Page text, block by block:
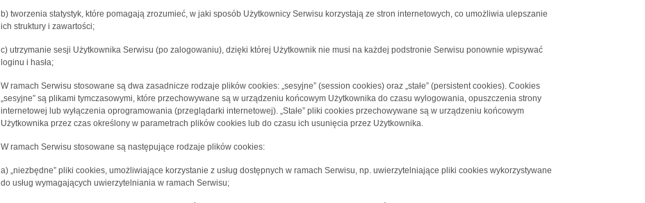
b) tworzenia statystyk, które pomagają zrozumieć, w jaki sposób Użytkownicy Serwisu korzystają ze stron internetowych, co umożliwia ulepszanie
ich struktury i zawartości;
c) utrzymanie sesji Użytkownika Serwisu (po zalogowaniu), dzięki której Użytkownik nie musi na każdej podstronie Serwisu ponownie wpisywać
loginu i hasła;
W ramach Serwisu stosowane są dwa zasadnicze rodzaje plików cookies: „sesyjne” (session cookies) oraz „stałe” (persistent cookies). Cookies
„sesyjne” są plikami tymczasowymi, które przechowywane są w urządzeniu końcowym Użytkownika do czasu wylogowania, opuszczenia strony
internetowej lub wyłączenia oprogramowania (przeglądarki internetowej). „Stałe” pliki cookies przechowywane są w urządzeniu końcowym
Użytkownika przez czas określony w parametrach plików cookies lub do czasu ich usunięcia przez Użytkownika.
W ramach Serwisu stosowane są następujące rodzaje plików cookies:
a) „niezbędne” pliki cookies, umożliwiające korzystanie z usług dostępnych w ramach Serwisu, np. uwierzytelniające pliki cookies wykorzystywane
do usług wymagających uwierzytelniania w ramach Serwisu;